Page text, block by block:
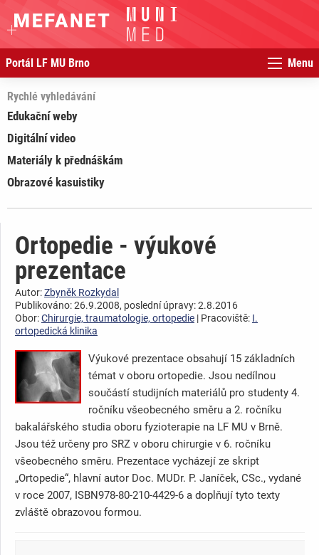
Portál LF MU Brno Menu
Rychlé vyhledávání
Edukační weby
Digitální video
Materiály k přednáškám
Obrazové kasuistiky
Ortopedie - výukové
prezentace
Autor:Zbyněk Rozkydal
Publikováno: 26.9.2008, poslední úpravy: 2.8.2016
Obor:Chirurgie, traumatologie, ortopedie | Pracoviště: I.
ortopedická klinika
Výukové prezentace obsahují 15 základních
témat v oboru ortopedie. Jsou nedílnou
součástí studijních materiálů pro studenty 4.
ročníku všeobecného směru a 2. ročníku
bakalářského studia oboru fyzioterapie na LF MU v Brně.
Jsou též určeny pro SRZ v oboru chirurgie v 6. ročníku
všeobecného směru. Prezentace vycházejí ze skript
„Ortopedie“, hlavní autor Doc. MUDr. P. Janíček, CSc., vydané
v roce 2007, ISBN978-80-210-4429-6 a doplňují tyto texty
zvláště obrazovou formou.